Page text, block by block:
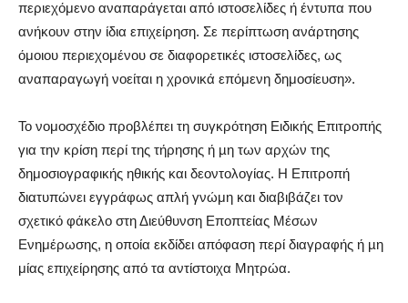
περιεχόμενο αναπαράγεται από ιστοσελίδες ή έντυπα που
ανήκουν στην ίδια επιχείρηση. Σε περίπτωση ανάρτησης
όμοιου περιεχομένου σε διαφορετικές ιστοσελίδες, ως
αναπαραγωγή νοείται η χρονικά επόμενη δημοσίευση».
Το νομοσχέδιο προβλέπει τη συγκρότηση Ειδικής Επιτροπής
για την κρίση περί της τήρησης ή µη των αρχών της
δημοσιογραφικής ηθικής και δεοντολογίας. Η Επιτροπή
διατυπώνει εγγράφως απλή γνώμη και διαβιβάζει τον
σχετικό φάκελο στη Διεύθυνση Εποπτείας Μέσων
Ενημέρωσης, η οποία εκδίδει απόφαση περί διαγραφής ή µη
μίας επιχείρησης από τα αντίστοιχα Μητρώα.